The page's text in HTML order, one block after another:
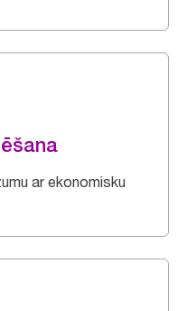
ar ekonomisku